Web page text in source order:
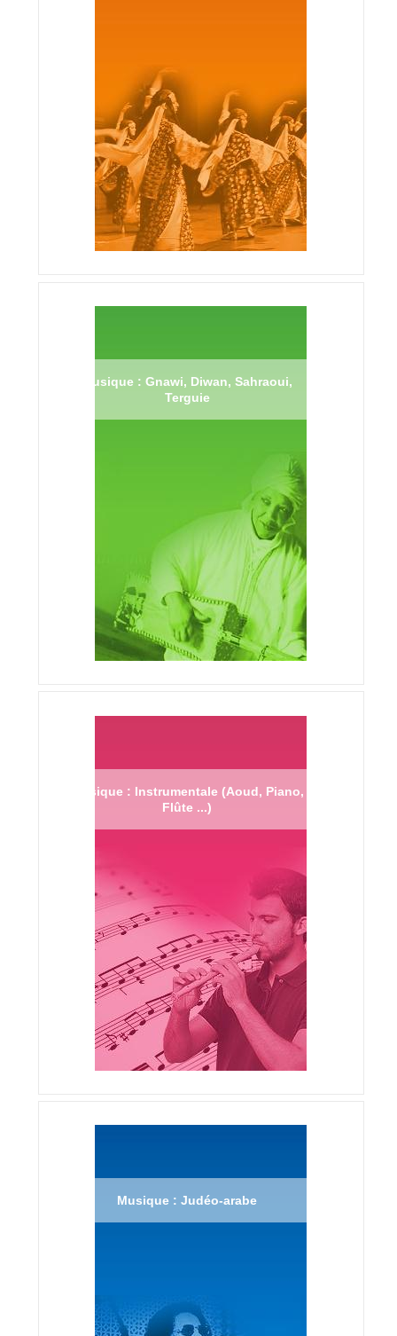
Musique : Gnawi, Diwan, Sahraoui,
Terguie
Musique : Instrumentale (Aoud, Piano,
Flûte ...)
Musique : Judéo-arabe